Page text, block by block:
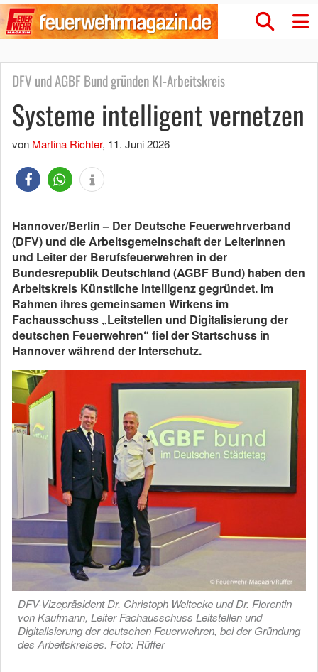
DFV und AGBF Bund gründen KI-Arbeitskreis
Systeme intelligent vernetzen
von Martina Richter, 11. Juni 2026
Hannover/Berlin – Der Deutsche Feuerwehrverband
(DFV) und die Arbeitsgemeinschaft der Leiterinnen
und Leiter der Berufsfeuerwehren in der
Bundesrepublik Deutschland (AGBF Bund) haben den
Arbeitskreis Künstliche Intelligenz gegründet. Im
Rahmen ihres gemeinsamen Wirkens im
Fachausschuss „Leitstellen und Digitalisierung der
deutschen Feuerwehren“ fiel der Startschuss in
Hannover während der Interschutz.
DFV-Vizepräsident Dr. Christoph Weltecke und Dr. Florentin
von Kaufmann, Leiter Fachausschuss Leitstellen und
Digitalisierung der deutschen Feuerwehren, bei der Gründung
des Arbeitskreises. Foto: Rüffer